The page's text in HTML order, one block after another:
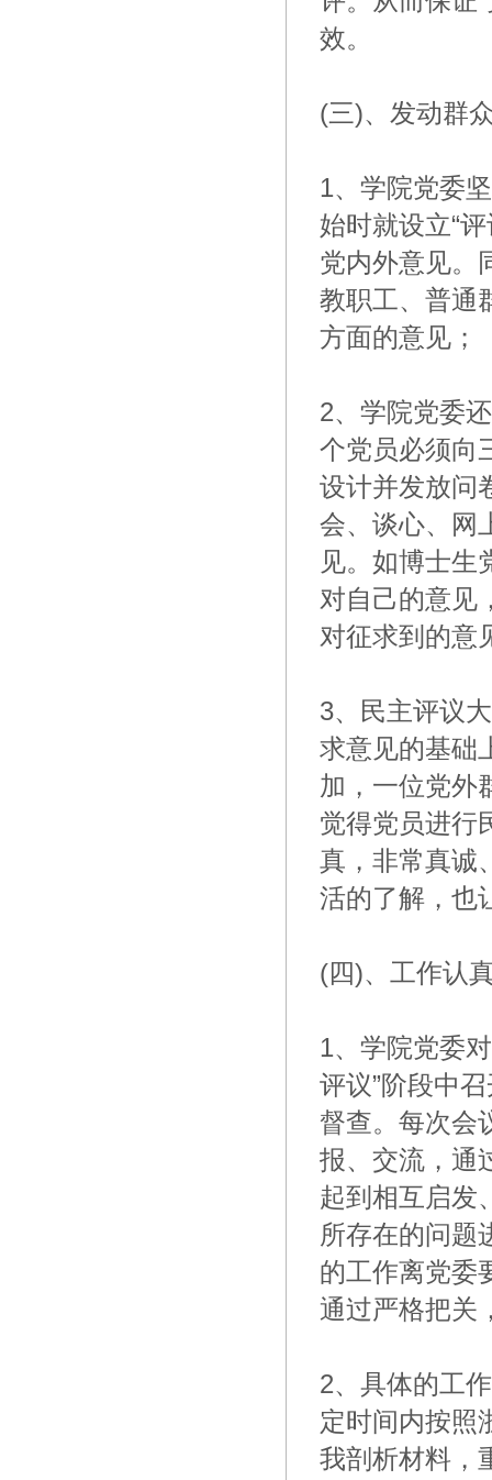
效。
(三)、发动群
1、学院党委
始时就设立“
党内外意见。
教职工、普通
方面的意见；
2、学院党委
个党员必须向
设计并发放问
会、谈心、网
见。如博士生
对自己的意见
对征求到的意
3、民主评议
求意见的基础
加，一位党外
觉得党员进行
真，非常真诚
活的了解，也
(四)、工作认
1、学院党委
评议”阶段中
督查。每次会
报、交流，通
起到相互启发
所存在的问题
的工作离党委
通过严格把关
2、具体的工
定时间内按照
我剖析材料，